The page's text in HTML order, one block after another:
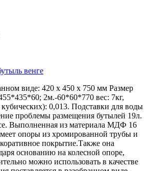
венге
виде: 420 х 450 х 750 мм Размер
2м.-60*60*770 вес: 7кг,
0,013. Подставки для воды
проблемы размещения бутылей 19л.
Выполненная из материала МДФ 16
опоры из хромированной трубы и
покрытие.Также она
основанию на колесной опоре,
можно использовать в качестве